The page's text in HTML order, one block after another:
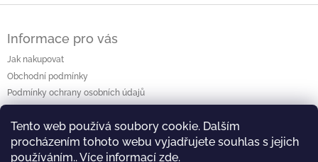
Tento web používá soubory cookie. Dalším
procházením tohoto webu vyjadřujete souhlas s jejich
používáním.. Více informací zde.
Informace pro vás
Jak nakupovat
Obchodní podmínky
Podmínky ochrany osobních údajů
⛩️ Web výstavy ⛩️ 🖥️ Facebook 🖥️